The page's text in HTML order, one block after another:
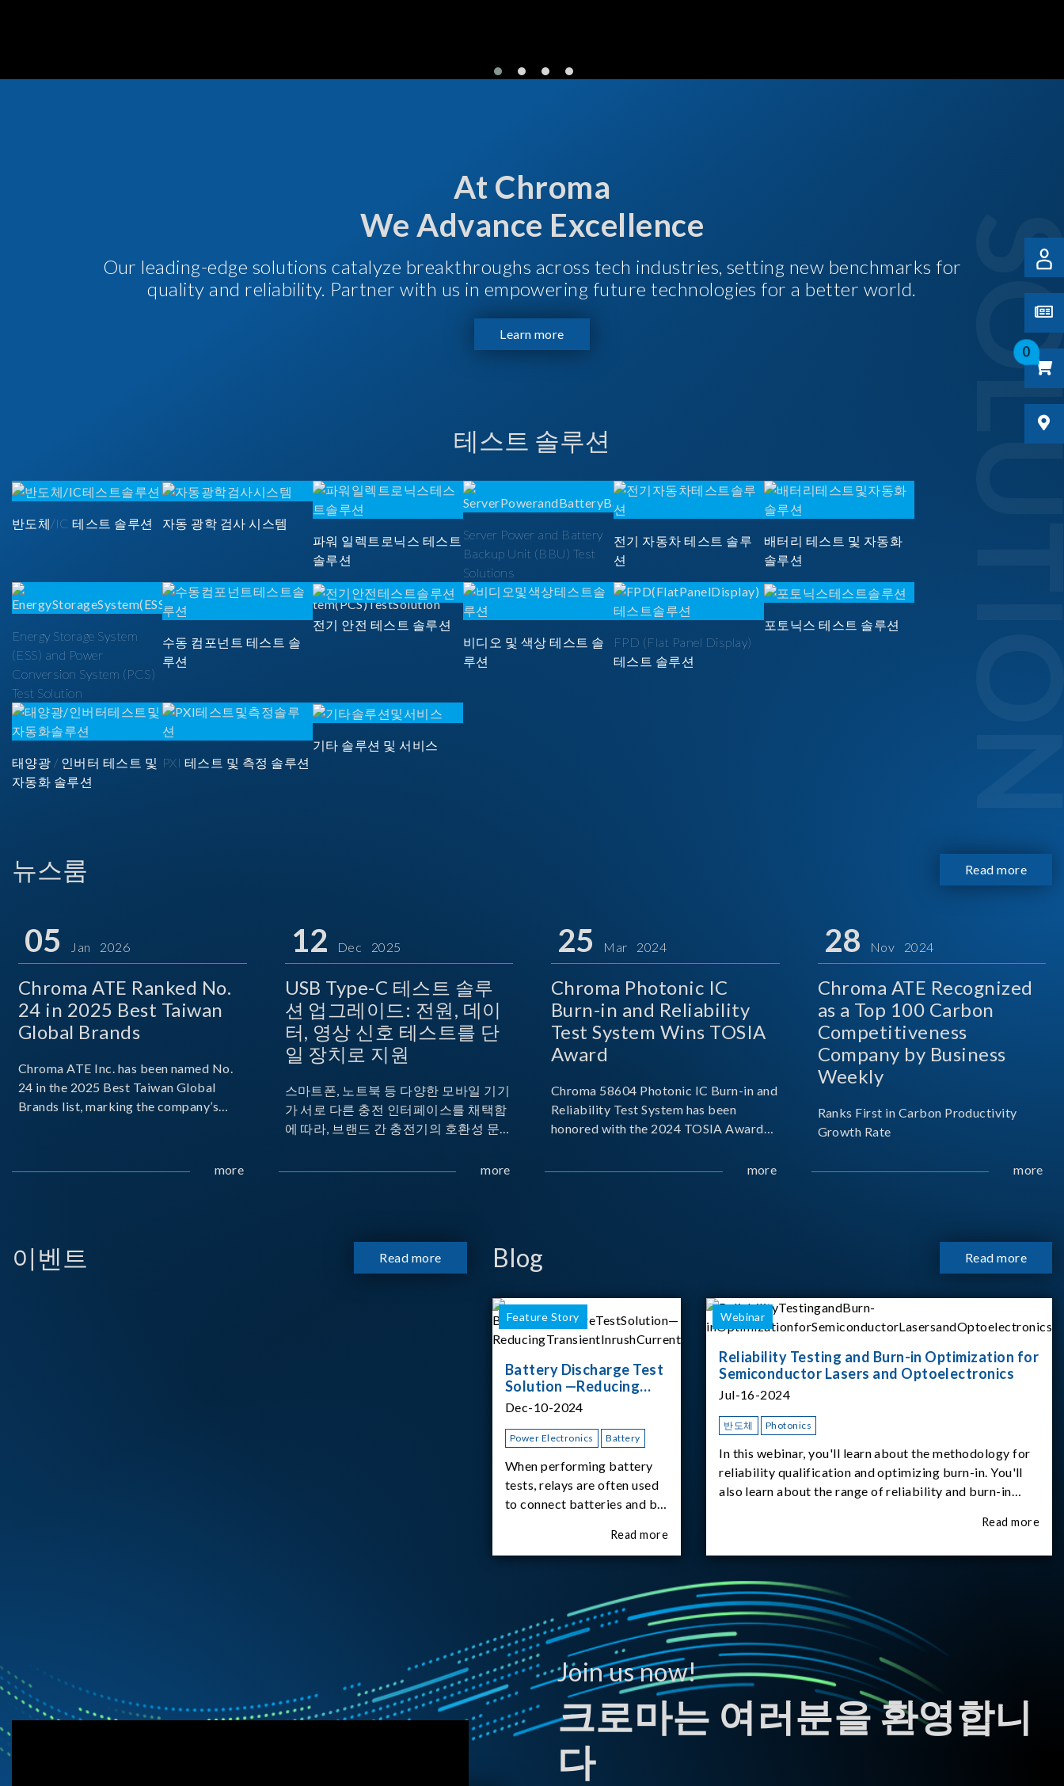
0
At Chroma
We Advance Excellence
Our leading-edge solutions catalyze breakthroughs across tech industries, setting new benchmarks for
quality and reliability. Partner with us in empowering future technologies for a better world.
Learn more
테스트 솔루션
반도체/IC 테스트 솔루션
자동 광학 검사 시스템
파워 일렉트로닉스 테스트
솔루션
Server Power and Battery
Backup Unit (BBU) Test
Solutions
전기 자동차 테스트 솔루
션
배터리 테스트 및 자동화
솔루션
Energy Storage System
(ESS) and Power
Conversion System (PCS)
Test Solution
수동 컴포넌트 테스트 솔
루션
전기 안전 테스트 솔루션
비디오 및 색상 테스트 솔
루션
FPD (Flat Panel Display)
테스트 솔루션
포토닉스 테스트 솔루션
태양광 / 인버터 테스트 및
자동화 솔루션
PXI 테스트 및 측정 솔루션
기타 솔루션 및 서비스
뉴스룸 Read more
05 Jan 2026
Chroma ATE Ranked No.
24 in 2025 Best Taiwan
Global Brands
Chroma ATE Inc. has been named No.
24 in the 2025 Best Taiwan Global
Brands list, marking the company’s
more
12 Dec 2025
USB Type-C 테스트 솔루
션 업그레이드: 전원, 데이
터, 영상 신호 테스트를 단
일 장치로 지원
스마트폰, 노트북 등 다양한 모바일 기기
가 서로 다른 충전 인터페이스를 채택함
에 따라, 브랜드 간 충전기의 호환성 문제
Implementers Forum)는 USB Power
시되고 있습니다. 스마트폰, 디지털 카메
라, 모바일 기기, 외장 스토리지, 노트북,
more
25 Mar 2024
Chroma Photonic IC
Burn-in and Reliability
Test System Wins TOSIA
Award
Chroma 58604 Photonic IC Burn-in and
Reliability Test System has been
honored with the 2024 TOSIA Award
more
28 Nov 2024
Chroma ATE Recognized
as a Top 100 Carbon
Competitiveness
Company by Business
Weekly
Ranks First in Carbon Productivity
Growth Rate
more
이벤트 Read more Blog Read more
Feature Story
Battery Discharge Test
Solution —Reducing
Transient Inrush
Dec-10-2024
Power Electronics Battery
When performing battery
tests, relays are often used
to connect batteries and bi-
supplies. What happens the
moment the relay is
62180D-600 was used as
the experimental equipment
for this study.provides an
applicati
Read more
Webinar
Reliability Testing and Burn-in Optimization for
Semiconductor Lasers and Optoelectronics
Jul-16-2024
반도체 Photonics
In this webinar, you'll learn about the methodology for
reliability qualification and optimizing burn-in. You'll
also learn about the range of reliability and burn-in
Read more
Join us now!
크로마는 여러분을 환영합니
다